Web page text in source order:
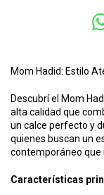
Mom Hadid: Estilo
Descubrí el Mom
alta calidad que
un calce perfecto y
quienes buscan un
contemporáneo que
Características